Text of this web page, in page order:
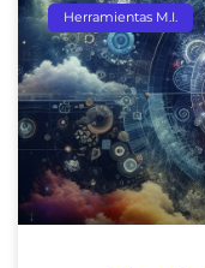
Herramientas M.I.